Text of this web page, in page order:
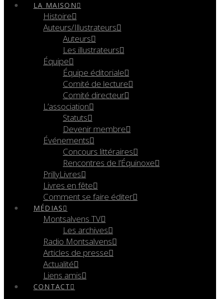
LA MAISON
Histoire
Auteurs/Illustrateurs
Auteurs
Les illustrateurs
Équipe
Équipe éditoriale
Comité de lecture
Comité directeur
L’association
Statuts
Devenir membre
Événements
Concours littéraires
Rencontres de l’Équinoxe
PrillyLivres
Livres en fête
Comment se faire éditer
MÉDIAS
Montsalvens TV
Les archives
Radio Montsalvens
Articles de presse
Actualité
Liens amis
CONTACT